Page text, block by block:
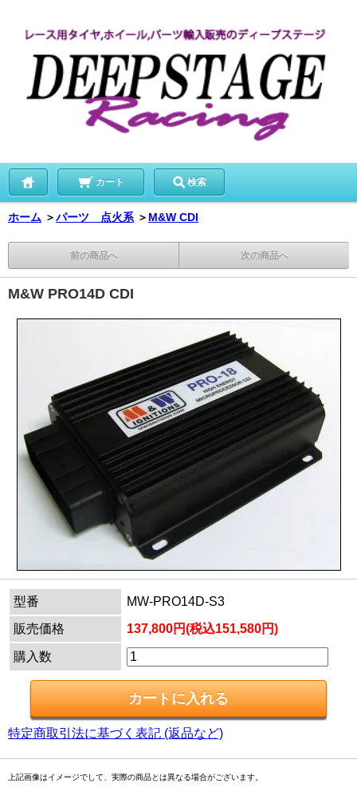
カート 検索
ホーム ＞パーツ 点火系 ＞ M&W CDI
前の商品へ 次の商品へ
M&W PRO14D CDI
型番
MW-PRO14D-S3
販売価格
137,800円(税込151,580円)
購入数
特定商取引法に基づく表記 (返品など)
上記画像はイメージでして、実際の商品とは異なる場合がございます。